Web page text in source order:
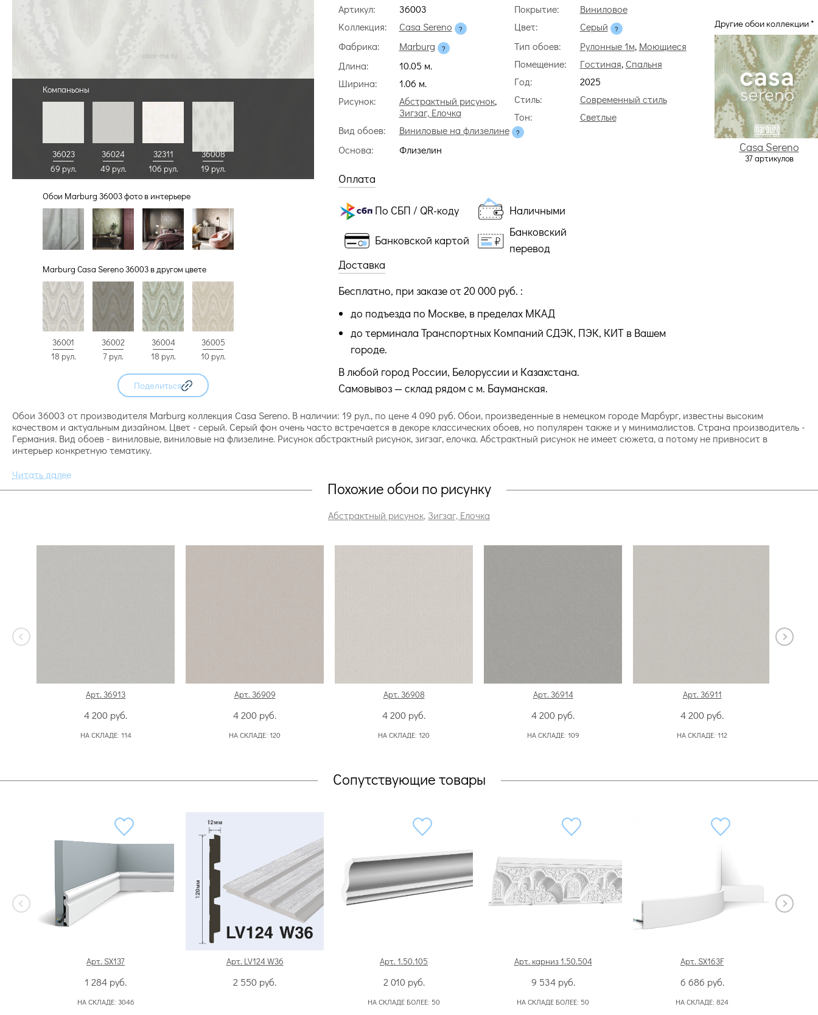
Компаньоны
36023
69 рул.
36024
49 рул.
32311
106 рул.
36008
19 рул.
Обои Marburg 36003 фото в интерьере
Marburg Casa Sereno 36003 в другом цвете
36001
18 рул.
36002
7 рул.
36004
18 рул.
36005
10 рул.
Поделиться
Артикул:
36003
Коллекция:
Casa Sereno
Фабрика:
Marburg
Длина:
10.05 м.
Ширина:
1.06 м.
Рисунок:
Абстрактный рисунок,
Зигзаг, Елочка
Вид обоев:
Виниловые на флизелине
Основа:
Флизелин
Покрытие:
Виниловое
Цвет:
Серый
Тип обоев:
Рулонные 1м, Моющиеся
Помещение:
Гостиная, Спальня
Год:
2025
Стиль:
Современный стиль
Тон:
Светлые
Оплата
По СБП / QR-коду Наличными
Банковской картой
Банковский
перевод
Доставка
Бесплатно, при заказе от 20 000 руб. :
до подъезда по Москве, в пределах МКАД
до терминала Транспортных Компаний СДЭК, ПЭК, КИТ в Вашем
городе.
В любой город России, Белоруссии и Казахстана.
Самовывоз — склад рядом с м. Бауманская.
Другие обои коллекции *
Casa Sereno
37 артикулов
Обои 36003 от производителя Marburg коллекция Casa Sereno. В наличии: 19 рул., по цене 4 090 руб. Обои, произведенные в немецком городе Марбург, известны высоким
качеством и актуальным дизайном. Цвет - серый. Серый фон очень часто встречается в декоре классических обоев, но популярен также и у минималистов. Страна производитель -
Германия. Вид обоев - виниловые, виниловые на флизелине. Рисунок абстрактный рисунок, зигзаг, елочка. Абстрактный рисунок не имеет сюжета, а потому не привносит в
интерьер конкретную тематику.
Похожие обои по рисунку
Абстрактный рисунок, Зигзаг, Елочка
Арт. 36913
4 200 руб.
НА СКЛАДЕ: 114
Арт. 36909
4 200 руб.
НА СКЛАДЕ: 120
Арт. 36908
4 200 руб.
НА СКЛАДЕ: 120
Арт. 36914
4 200 руб.
НА СКЛАДЕ: 109
Арт. 36911
4 200 руб.
НА СКЛАДЕ: 112
Сопутствующие товары
Арт. SX137
1 284 руб.
НА СКЛАДЕ: 3046
Арт. LV124 W36
2 550 руб.
Арт. 1.50.105
2 010 руб.
НА СКЛАДЕ БОЛЕЕ: 50
Арт. карниз 1.50.504
9 534 руб.
НА СКЛАДЕ БОЛЕЕ: 50
Арт. SX163F
6 686 руб.
НА СКЛАДЕ: 824